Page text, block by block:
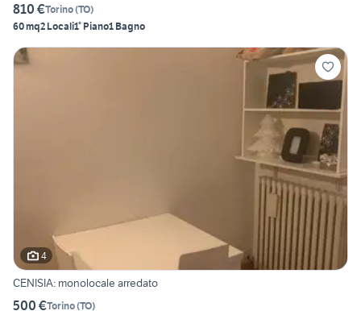
810 €Torino(TO)
60 mq2 Locali1° Piano1 Bagno
4
CENISIA: monolocale arredato
500 €Torino(TO)